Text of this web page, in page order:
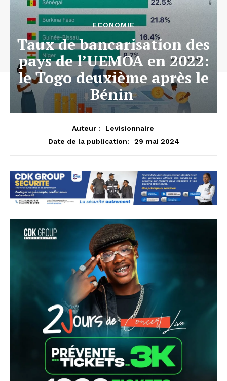
ECONOMIE
Taux de bancarisation des
pays de l’UEMOA en 2022:
le Togo deuxième après le
Bénin
Auteur :
Levisionnaire
Date de la publication:
29 mai 2024